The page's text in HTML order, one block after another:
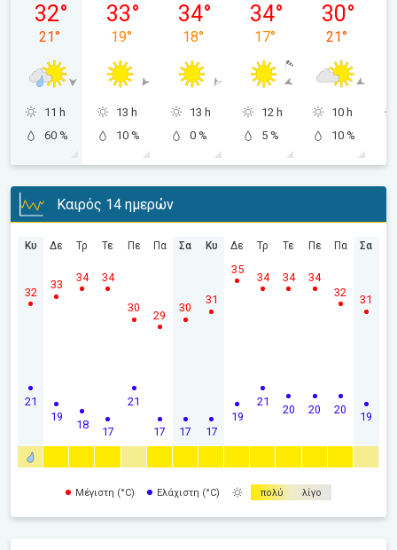
32°
21°
11 h
60 %
33°
19°
13 h
10 %
34°
18°
13 h
0 %
34°
17°
12 h
5 %
30°
21°
10 h
10 %
Καιρός 14 ημερών
Κυ
21
32
Δε
19
33
Τρ
18
34
Τε
17
34
Πε
21
30
Πα
17
29
Σα
17
30
Κυ
17
31
Δε
19
35
Τρ
21
34
Τε
20
34
Πε
20
34
Πα
20
32
Σα
19
31
Μέγιστη (°C) Ελάχιστη (°C) πολύ λίγο